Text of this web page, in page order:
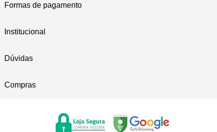
Formas de pagamento
Institucional
Dúvidas
Compras